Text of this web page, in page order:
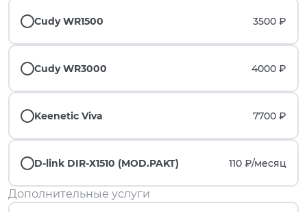
Cudy WR1500 3500 ₽
Cudy WR3000 4000 ₽
Keenetic Viva 7700 ₽
D-link DIR-X1510 (MOD.PAKT) 110 ₽/месяц
Дополнительные услуги